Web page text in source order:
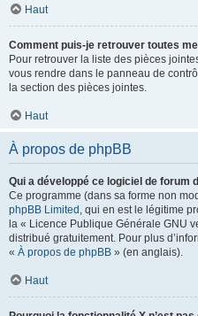
Haut
Comment puis-je retrouver toutes
Pour retrouver la liste des pièces
vous rendre dans le panneau de
la section des pièces jointes.
Haut
À propos de phpBB
Qui a développé ce logiciel de forum
Ce programme (dans sa forme non
phpBB Limited , qui en est le légitime
la « Licence Publique Générale GNU
distribué gratuitement. Pour plus
« À propos de phpBB » (en anglais).
Haut